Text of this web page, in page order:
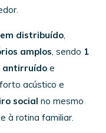
distribuído,
amplos, sendo 1
antirruído e
acústico e
social no mesmo
à rotina familiar.